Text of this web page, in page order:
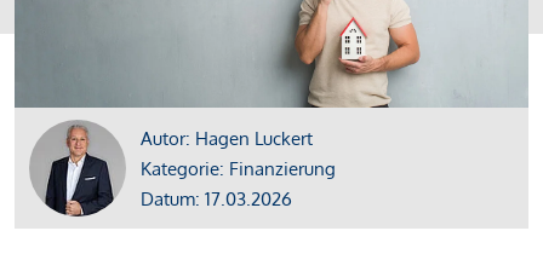
Autor: Hagen Luckert
Kategorie: Finanzierung
Datum: 17.03.2026